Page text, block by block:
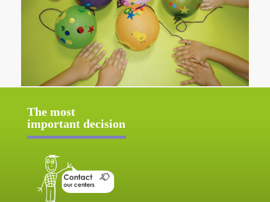
The most
important decision